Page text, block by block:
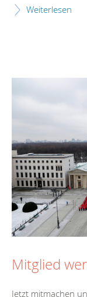
Weiterlesen
Mitglied
Jetzt mitmachen